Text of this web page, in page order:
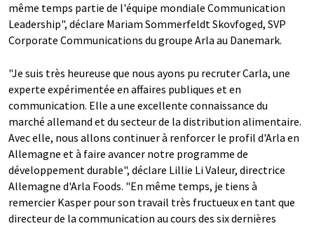
même temps partie de l'équipe mondiale Communication
Leadership", déclare Mariam Sommerfeldt Skovfoged, SVP
Corporate Communications du groupe Arla au Danemark.
"Je suis très heureuse que nous ayons pu recruter Carla, une
experte expérimentée en affaires publiques et en
communication. Elle a une excellente connaissance du
marché allemand et du secteur de la distribution alimentaire.
Avec elle, nous allons continuer à renforcer le profil d'Arla en
Allemagne et à faire avancer notre programme de
développement durable", déclare Lillie Li Valeur, directrice
Allemagne d'Arla Foods. "En même temps, je tiens à
remercier Kasper pour son travail très fructueux en tant que
directeur de la communication au cours des six dernières